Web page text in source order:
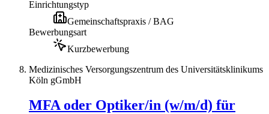
Einrichtungstyp
Gemeinschaftspraxis / BAG
Bewerbungsart
Kurzbewerbung
Medizinisches Versorgungszentrum des Universitätsklinikums
Köln gGmbH
MFA oder Optiker/in (w/m/d) für